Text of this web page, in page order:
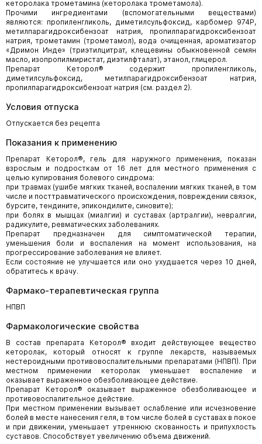
кеторолака трометамина (кеторолака трометамола).
Прочими ингредиентами (вспомогательными веществами)
являются: пропиленгликоль, диметилсульфоксид, карбомер 974P,
метилпарагидроксибензоат натрия, пропилпарагидроксибензоат
натрия, трометамин (трометамол), вода очищенная, ароматизатор
«Дримон Инде» (триэтилцитрат, клещевины обыкновенной семян
масло, изопропилмиристат, диэтилфталат), этанол, глицерол.
Препарат Кеторол® содержит пропиленгликоль,
диметилсульфоксид, метилпарагидроксибензоат натрия,
пропилпарагидроксибензоат натрия (см. раздел 2).
Условия отпуска
Отпускается без рецепта
Показания к применению
Препарат Кеторол®, гель для наружного применения, показан
взрослым и подросткам от 16 лет для местного применения с
целью купирования болевого синдрома:
при травмах (ушибе мягких тканей, воспалении мягких тканей, в том
числе и посттравматического происхождения, повреждении связок,
бурсите, тендините, эпикондилите, синовите);
при болях в мышцах (миалгии) и суставах (артралгии), невралгии,
радикулите, ревматических заболеваниях.
Препарат предназначен для симптоматической терапии,
уменьшения боли и воспаления на момент использования, на
прогрессирование заболевания не влияет.
Если состояние не улучшается или оно ухудшается через 10 дней,
обратитесь к врачу.
Фармако-терапевтическая группа
НПВП
Фармакологические свойства
В состав препарата Кеторол® входит действующее вещество
кеторолак, который относят к группе лекарств, называемых
нестероидными противовоспалительными препаратами (НПВП). При
местном применении кеторолак уменьшает воспаление и
оказывает выраженное обезболивающее действие.
Препарат Кеторол® оказывает выраженное обезболивающее и
противовоспалительное действие.
При местном применении вызывает ослабление или исчезновение
болей в месте нанесения геля, в том числе болей в суставах в покое
и при движении, уменьшает утреннюю скованность и припухлость
суставов. Способствует увеличению объема движений.